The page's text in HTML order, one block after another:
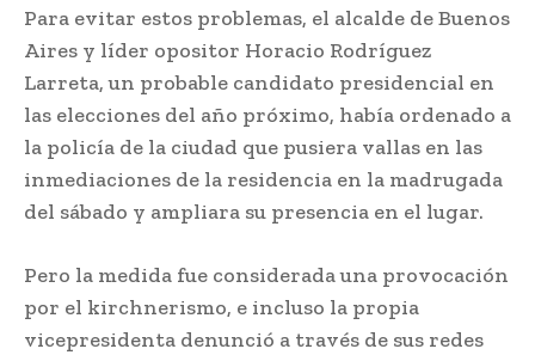
Para evitar estos problemas, el alcalde de Buenos
Aires y líder opositor Horacio Rodríguez
Larreta, un probable candidato presidencial en
las elecciones del año próximo, había ordenado a
la policía de la ciudad que pusiera vallas en las
inmediaciones de la residencia en la madrugada
del sábado y ampliara su presencia en el lugar.
Pero la medida fue considerada una provocación
por el kirchnerismo, e incluso la propia
vicepresidenta denunció a través de sus redes